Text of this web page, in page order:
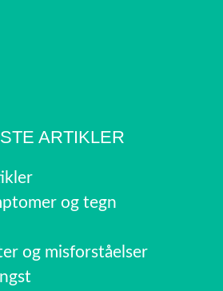
ARTIKLER
og tegn
og misforståelser